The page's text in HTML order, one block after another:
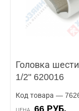
Головка
1/2" 620016
Код товара —
66 РУБ.